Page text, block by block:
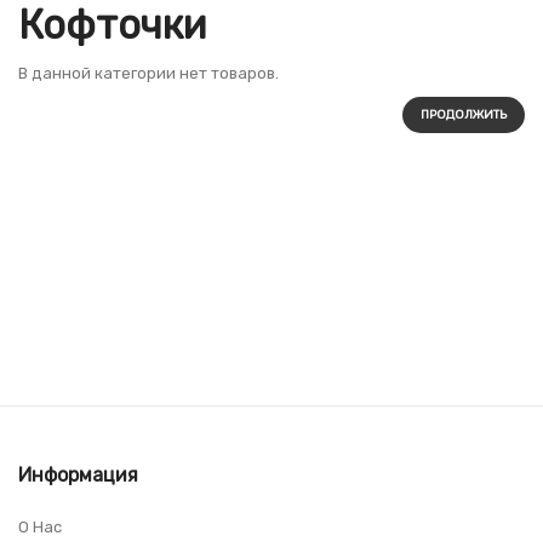
Кофточки
В данной категории нет товаров.
ПРОДОЛЖИТЬ
Информация
О Нас